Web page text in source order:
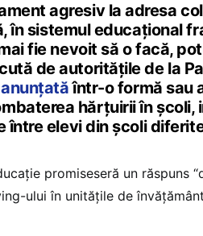
agresiv la adresa
în sistemul educațional
fie nevoit să o facă,
de autoritățile de la
anunțatăîntr-o formă sau
hărțuirii în școli,
între elevi din școli
promiseseră un răspuns
ului în unitățile de